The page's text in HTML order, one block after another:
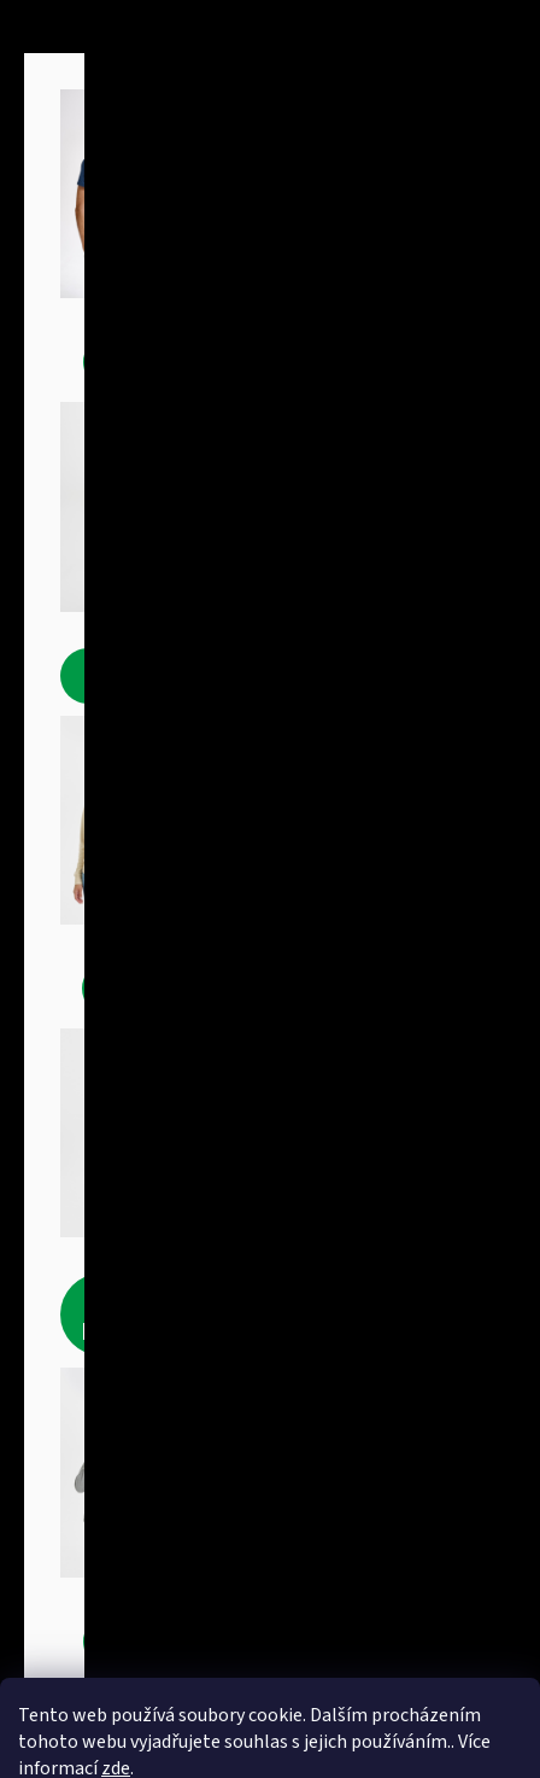
Tento web používá soubory cookie. Dalším procházením
tohoto webu vyjadřujete souhlas s jejich používáním.. Více
informacízde.
produkty